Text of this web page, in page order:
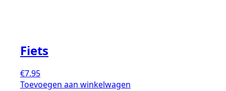
Fiets
€7.95
Toevoegen aan winkelwagen